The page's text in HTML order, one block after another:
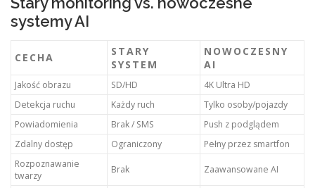
systemy AI
CECHA
STARY
SYSTEM
NOWOCZESNY
AI
Jakość obrazu SD/HD
4K Ultra HD
Detekcja ruchu
Każdy ruch
Tylko osoby/pojazdy
Powiadomienia
Brak / SMS
Push z podglądem
Zdalny dostęp
Ograniczony
Pełny przez smartfon
Rozpoznawanie
twarzy
Brak Zaawansowane AI